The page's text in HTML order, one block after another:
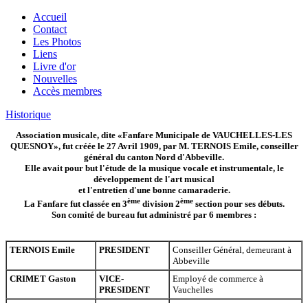
Accueil
Contact
Les Photos
Liens
Livre d'or
Nouvelles
Accès membres
Historique
Association musicale, dite «Fanfare Municipale de VAUCHELLES-LES
QUESNOY», fut créée le 27 Avril 1909, par M. TERNOIS Emile, conseiller
général du canton Nord d'Abbeville.
Elle avait pour but l'étude de la musique vocale et instrumentale, le
développement de l'art musical
et l'entretien d'une bonne camaraderie.
La Fanfare fut classée en 3èmedivision 2èmesection pour ses débuts.
Son comité de bureau fut administré par 6 membres :
TERNOIS Emile PRESIDENT
Conseiller Général, demeurant à
Abbeville
CRIMET Gaston
VICE-
PRESIDENT
Employé de commerce à
Vauchelles